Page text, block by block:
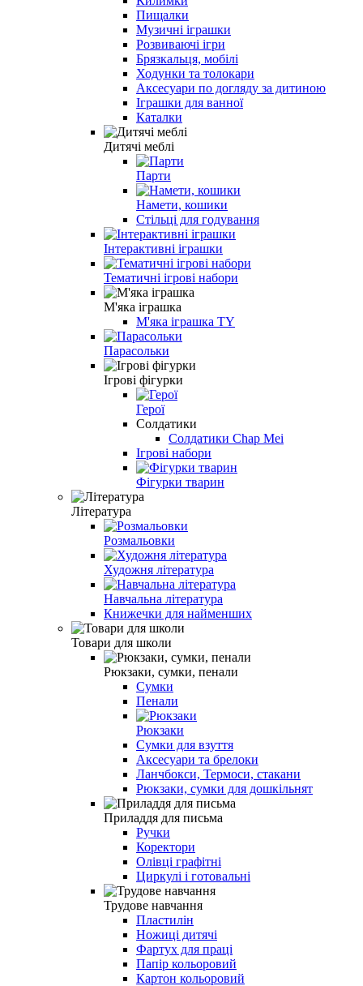
Пищалки
Музичні іграшки
Розвиваючі ігри
Брязкальця, мобілі
Ходунки та толокари
Аксесуари по догляду за дитиною
Іграшки для ванної
Каталки
Дитячі меблі
Парти
Намети, кошики
Стільці для годування
Інтерактивні іграшки
Тематичні ігрові набори
М'яка іграшка
М'яка іграшка TY
Парасольки
Ігрові фігурки
Герої
Солдатики
Солдатики Chap Mei
Ігрові набори
Фігурки тварин
Література
Розмальовки
Художня література
Навчальна література
Книжечки для найменших
Товари для школи
Рюкзаки, сумки, пенали
Сумки
Пенали
Рюкзаки
Сумки для взуття
Аксесуари та брелоки
Ланчбокси, Термоси, стакани
Рюкзаки, сумки для дошкільнят
Приладдя для письма
Ручки
Коректори
Олівці графітні
Циркулі і готовальні
Трудове навчання
Пластилін
Ножиці дитячі
Фартух для праці
Папір кольоровий
Картон кольоровий